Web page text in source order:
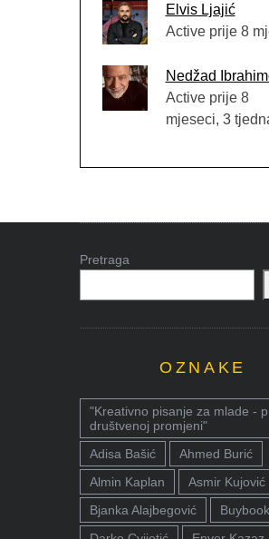
Elvis Ljajić
Active prije 8
Nedžad
Active prije 8
mjeseci, 3
Pretraga
OZNAKE
"Kreativno pisanje za mlade -
društvenoj promjeni"
Adisa Bašić
Ahmed Burić
Almin Kaplan
Asmir Kujović
Bjanka Alajbegović
Buybook